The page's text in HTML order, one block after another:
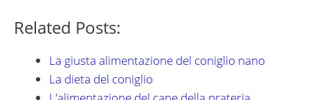
Related Posts:
La giusta alimentazione del coniglio nano
La dieta del coniglio